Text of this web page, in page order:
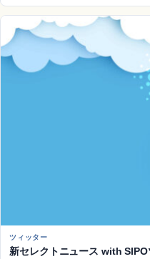
ツィッター
新セレクトニュース with